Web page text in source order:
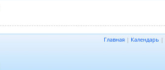
Главная | Календарь |